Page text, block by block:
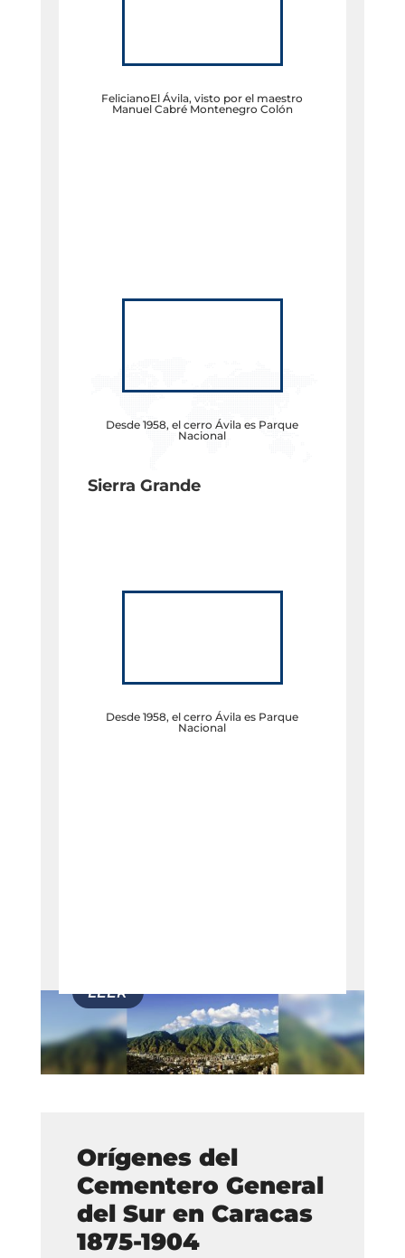
FelicianoEl Ávila, visto por el maestro
Manuel Cabré Montenegro Colón
Desde 1958, el cerro Ávila es Parque
Nacional
Sierra Grande
Desde 1958, el cerro Ávila es Parque
Nacional
Orígenes del
Cementero General
del Sur en Caracas
1875-1904